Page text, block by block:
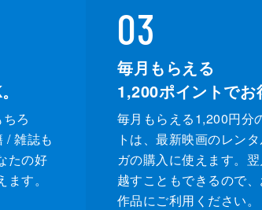
ろ
/ 雑誌も
たの好
す。
03
毎月もらえる
1,200ポイントでお
毎月もらえる1,200円分
トは、最新映画のレン
ガの購入に使えます。
越すこともできるので
作品にご利用ください。